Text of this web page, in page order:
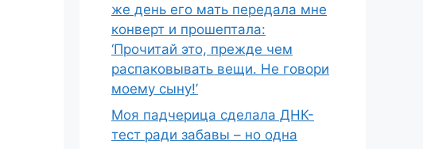
же день его мать передала мне
конверт и прошептала:
‘Прочитай это, прежде чем
распаковывать вещи. Не говори
моему сыну!’
Моя падчерица сделала ДНК-
тест ради забавы – но одна